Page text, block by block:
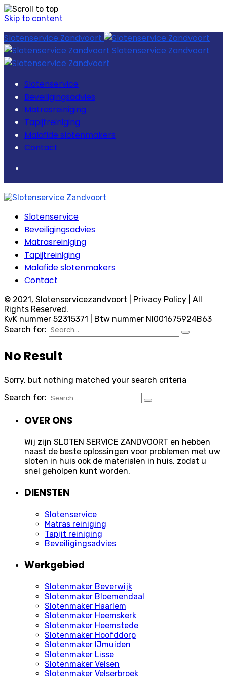
Skip to content
Slotenservice Zandvoort
Slotenservice Zandvoort
Slotenservice
Beveiligingsadvies
Matrasreiniging
Tapijtreiniging
Malafide slotenmakers
Contact
Slotenservice
Beveiligingsadvies
Matrasreiniging
Tapijtreiniging
Malafide slotenmakers
Contact
© 2021, Slotenservicezandvoort | Privacy Policy | All
Rights Reserved.
KvK nummer 52315371 | Btw nummer Nl001675924B63
Search for:
No Result
Sorry, but nothing matched your search criteria
Search for:
OVER ONS
Wij zijn SLOTEN SERVICE ZANDVOORT en hebben
naast de beste oplossingen voor problemen met uw
sloten in huis ook de materialen in huis, zodat u
snel geholpen kunt worden.
DIENSTEN
Slotenservice
Matras reiniging
Tapijt reiniging
Beveiligingsadvies
Werkgebied
Slotenmaker Beverwijk
Slotenmaker Bloemendaal
Slotenmaker Haarlem
Slotenmaker Heemskerk
Slotenmaker Heemstede
Slotenmaker Hoofddorp
Slotenmaker IJmuiden
Slotenmaker Lisse
Slotenmaker Velsen
Slotenmaker Velserbroek